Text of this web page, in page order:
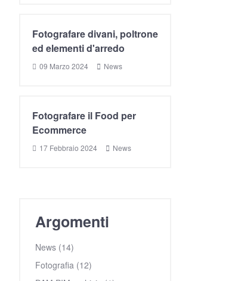
Fotografare divani, poltrone
ed elementi d'arredo
09 Marzo 2024 News
Fotografare il Food per
Ecommerce
17 Febbraio 2024 News
Argomenti
News (14)
Fotografia (12)